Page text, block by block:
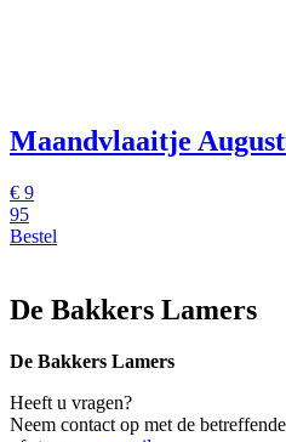
Maandvlaaitje
€ 9
95
Bestel
De Bakkers Lamers
De Bakkers Lamers
Heeft u vragen?
Neem contact op met de betreffende